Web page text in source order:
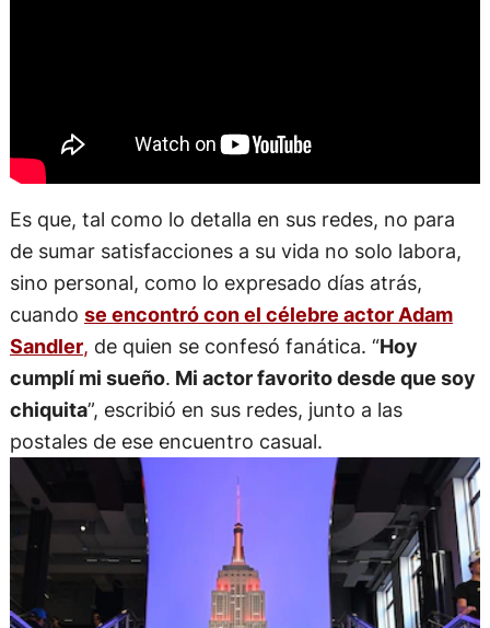
Es que, tal como lo detalla en sus redes, no para
de sumar satisfacciones a su vida no solo labora,
sino personal, como lo expresado días atrás,
cuando se encontró con el célebre actor Adam
Sandler, de quien se confesó fanática. “Hoy
cumplí mi sueño. Mi actor favorito desde que soy
chiquita”, escribió en sus redes, junto a las
postales de ese encuentro casual.